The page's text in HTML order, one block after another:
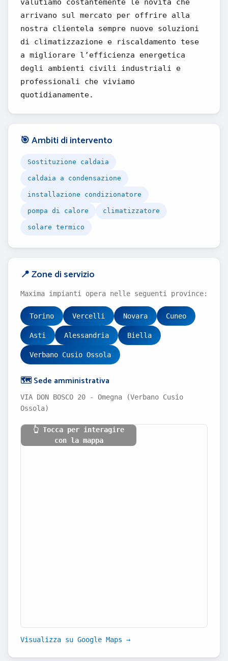
valutiamo costantemente le novità che
arrivano sul mercato per offrire alla
nostra clientela sempre nuove soluzioni
di climatizzazione e riscaldamento tese
a migliorare l’efficienza energetica
degli ambienti civili industriali e
professionali che viviamo
quotidianamente.
🎯 Ambiti di intervento
Sostituzione caldaia
caldaia a condensazione
installazione condizionatore
pompa di calore climatizzatore
solare termico
📍 Zone di servizio
Maxima impianti opera nelle seguenti province:
Torino Vercelli Novara Cuneo
Asti Alessandria Biella
Verbano Cusio Ossola
🗺️ Sede amministrativa
VIA DON BOSCO 20 - Omegna (Verbano Cusio
Ossola)
👆 Tocca per interagire
con la mappa
Visualizza su Google Maps →